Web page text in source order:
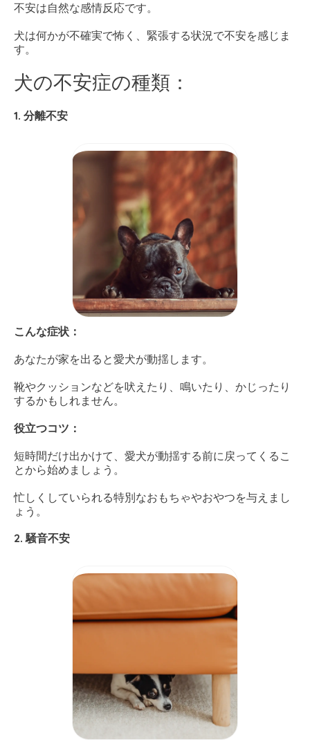
不安は自然な感情反応です。
犬は何かが不確実で怖く、緊張する状況で不安を感じま
す。
犬の不安症の種類：
1. 分離不安
こんな症状：
あなたが家を出ると愛犬が動揺します。
靴やクッションなどを吠えたり、鳴いたり、かじったり
するかもしれません。
役立つコツ：
短時間だけ出かけて、愛犬が動揺する前に戻ってくるこ
とから始めましょう。
忙しくしていられる特別なおもちゃやおやつを与えまし
ょう。
2. 騒音不安